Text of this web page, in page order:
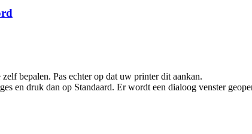
bepalen. Pas echter op dat uw printer dit aankan.
en druk dan op Standaard. Er wordt een dialoog venster